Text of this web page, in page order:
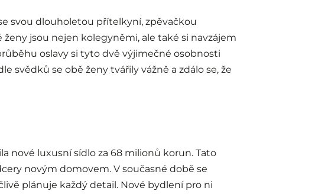
svou dlouholetou přítelkyní, zpěvačkou
jsou nejen kolegyněmi, ale také si navzájem
oslavy si tyto dvě výjimečné osobnosti
svědků se obě ženy tvářily vážně a zdálo se, že
nové luxusní sídlo za 68 milionů korun. Tato
novým domovem. V současné době se
plánuje každý detail. Nové bydlení pro ni